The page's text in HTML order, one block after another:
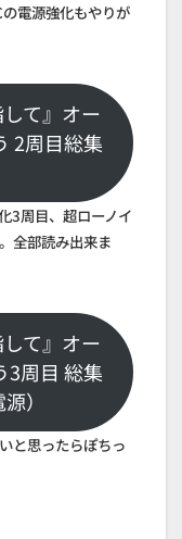
電源強化もやりが
て』オー
2周目総集
3周目、超ローノイ
全部読み出来ま
て』オー
3周目 総集
）
と思ったらぽちっ